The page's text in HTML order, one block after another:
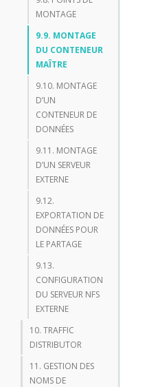
MONTAGE
9.9. MONTAGE
DU CONTENEUR
MAÎTRE
9.10. MONTAGE
D’UN
CONTENEUR DE
DONNÉES
9.11. MONTAGE
D’UN SERVEUR
EXTERNE
9.12.
EXPORTATION DE
DONNÉES POUR
LE PARTAGE
9.13.
CONFIGURATION
DU SERVEUR NFS
EXTERNE
10. TRAFFIC
DISTRIBUTOR
11. GESTION DES
NOMS DE